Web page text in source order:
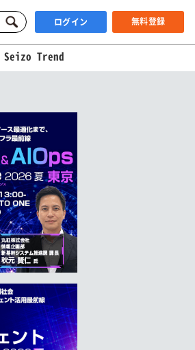
ログイン 無料登録
Seizo Trend